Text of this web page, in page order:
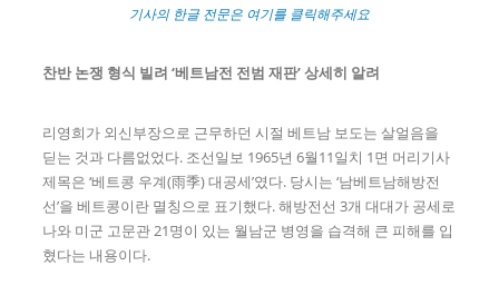
기사의 한글 전문은 여기를 클릭해주세요
찬반 논쟁 형식 빌려 ‘베트남전 전범 재판’ 상세히 알려
리영희가 외신부장으로 근무하던 시절 베트남 보도는 살얼음을
딛는 것과 다름없었다. 조선일보 1965년 6월11일치 1면 머리기사
제목은 ‘베트콩 우계(雨季) 대공세’였다. 당시는 ‘남베트남해방전
선’을 베트콩이란 멸칭으로 표기했다. 해방전선 3개 대대가 공세로
나와 미군 고문관 21명이 있는 월남군 병영을 습격해 큰 피해를 입
혔다는 내용이다.